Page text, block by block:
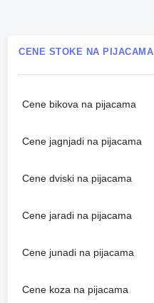
CENE STOKE NA PIJACAMA
Cene bikova na pijacama
Cene jagnjadi na pijacama
Cene dviski na pijacama
Cene jaradi na pijacama
Cene junadi na pijacama
Cene koza na pijacama